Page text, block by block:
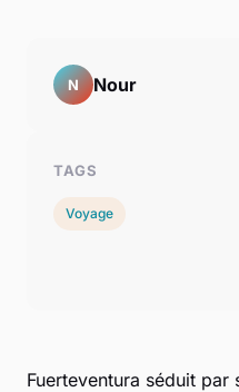
Fuerteventura séduit par
N Nour
TAGS
Voyage